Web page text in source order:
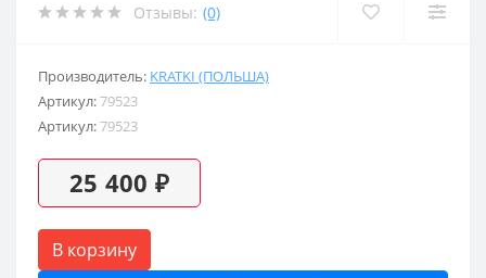
Отзывы: (0)
Производитель: KRATKI (ПОЛЬША)
Артикул:79523
Артикул:79523
25 400 ₽
В корзину